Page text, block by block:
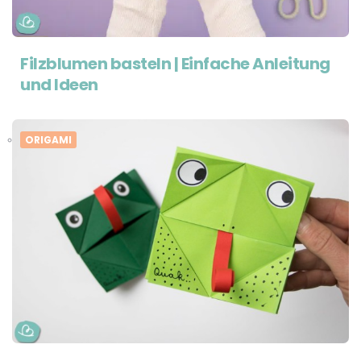
Filzblumen basteln | Einfache Anleitung
und Ideen
ORIGAMI